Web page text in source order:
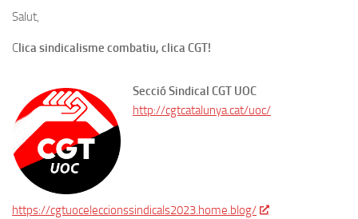
Salut,
Clica sindicalisme combatiu, clica CGT!
Secció Sindical CGT UOC
http://cgtcatalunya.cat/uoc/
https://cgtuoceleccionssindicals2023.home.blog/